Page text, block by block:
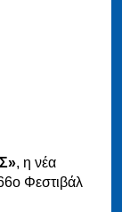
, η νέα
Φεστιβάλ